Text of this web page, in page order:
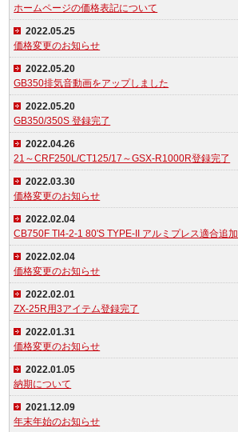
ホームページの価格表記について
2022.05.25
価格変更のお知らせ
2022.05.20
GB350排気音動画をアップしました
2022.05.20
GB350/350S 登録完了
2022.04.26
21～CRF250L/CT125/17～GSX-R1000R登録完了
2022.03.30
価格変更のお知らせ
2022.02.04
CB750F TI4-2-1 80'S TYPE-II アルミプレス適合追加
2022.02.04
価格変更のお知らせ
2022.02.01
ZX-25R用3アイテム登録完了
2022.01.31
価格変更のお知らせ
2022.01.05
納期について
2021.12.09
年末年始のお知らせ